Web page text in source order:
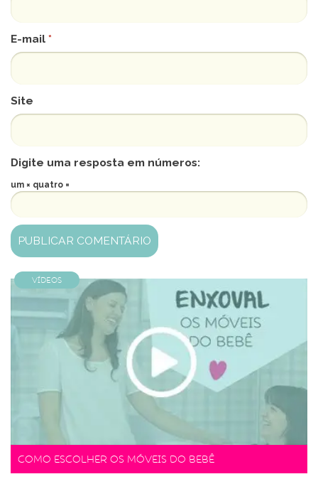
E-mail *
Site
Digite uma resposta em números:
um × quatro =
Vídeos
Como escolher os móveis do bebê